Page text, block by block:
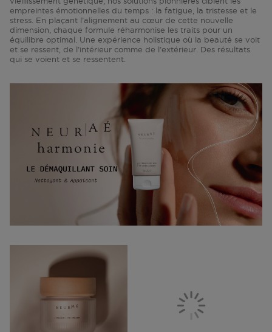
empreintes émotionnelles du temps : la fatigue, la tristesse et le
stress. En plaçant l’alignement au cœur de cette nouvelle
dimension, chaque formule réharmonise les traits pour un
équilibre optimal. Une expérience holistique où la beauté se voit
et se ressent, de l’intérieur comme de l’extérieur. Des résultats
qui se voient et se ressentent.